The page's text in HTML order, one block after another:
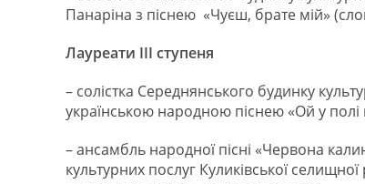
Панаріна з піснею «Чуєш, брате мій»
Лауреати ІІІ ступеня
– солістка Середнянського будинку
українською народною піснею «Ой у полі
– ансамбль народної пісні «Червона
культурних послуг Куликівської